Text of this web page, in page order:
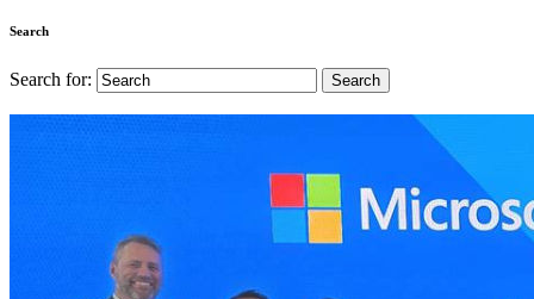
Search
Search for: